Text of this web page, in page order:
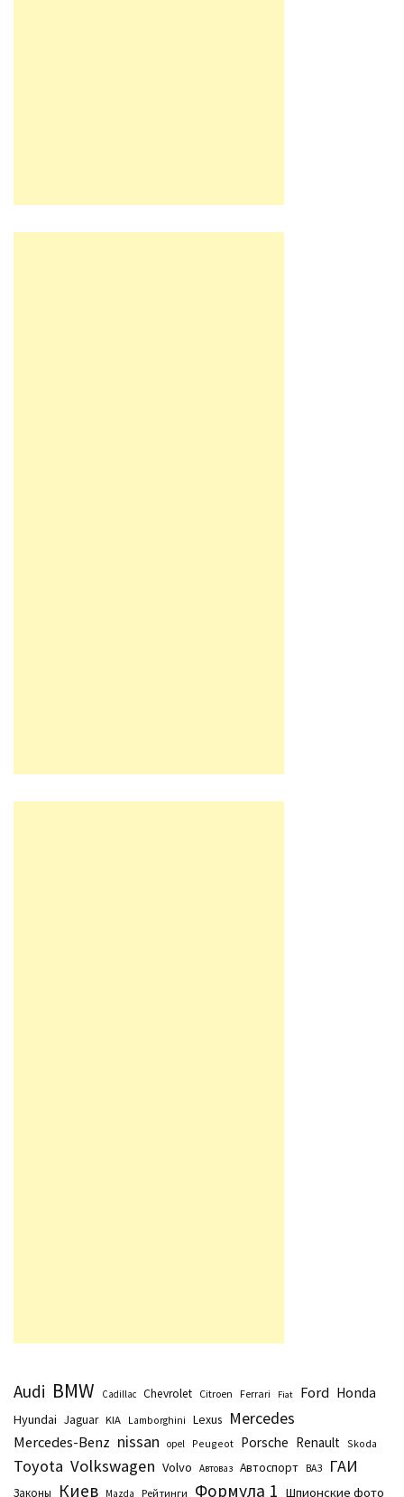
Audi BMW Cadillac Chevrolet Citroen Ferrari Fiat Ford Honda
Hyundai Jaguar KIA Lamborghini Lexus Mercedes
Mercedes-Benz nissan opel Peugeot Porsche Renault Skoda
Toyota Volkswagen Volvo Автоваз Автоспорт ВАЗ ГАИ
Законы Киев Маzda Рейтинги Формула 1 Шпионские фото